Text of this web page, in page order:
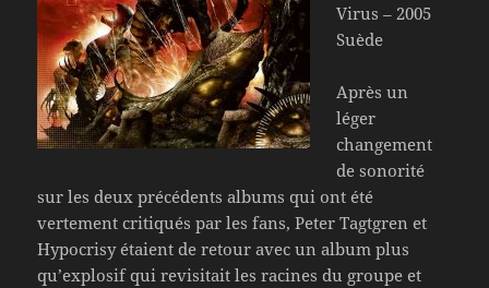
Virus – 2005
Suède
Après un
léger
changement
de sonorité
sur les deux précédents albums qui ont été
vertement critiqués par les fans, Peter Tagtgren et
Hypocrisy étaient de retour avec un album plus
qu’explosif qui revisitait les racines du groupe et